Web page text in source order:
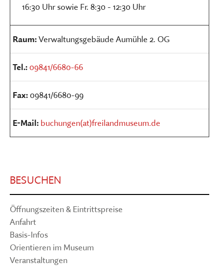
16:30 Uhr sowie Fr. 8:30 - 12:30 Uhr
Raum:Verwaltungsgebäude Aumühle 2. OG
Tel.:09841/6680-66
Fax:09841/6680-99
E-Mail: buchungen(at)freilandmuseum.de
BESUCHEN
Öffnungszeiten & Eintrittspreise
Anfahrt
Basis-Infos
Orientieren im Museum
Veranstaltungen